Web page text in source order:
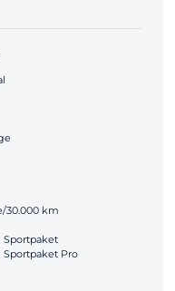
30.000 km
Sportpaket
Sportpaket Pro